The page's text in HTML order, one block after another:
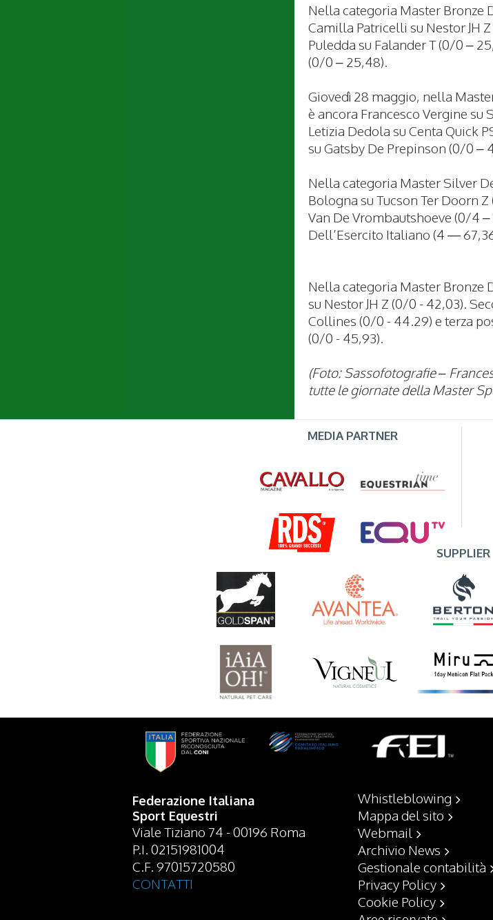
Nella categoria Master Bronze
Camilla Patricelli su Nestor JH
Puledda su Falander T (0/0 –
(0/0 – 25,48).
Giovedì 28 maggio, nella
è ancora Francesco Vergine su
Letizia Dedola su Centa Quick
su Gatsby De Prepinson (0/0 –
Nella categoria Master Silver
Bologna su Tucson Ter Doorn
Van De Vrombautshoeve (0/4
Dell’Esercito Italiano (4 —
Nella categoria Master Bronze
su Nestor JH Z (0/0 - 42,03).
Collines (0/0 - 44.29) e terza
(0/0 - 45,93).
(Foto: Sassofotografie –
tutte le giornate della Master
MEDIA PARTNER
SUPPLIER
Federazione Italiana
Sport Equestri
Viale Tiziano 74 - 00196 Roma
P.I. 02151981004
C.F. 97015720580
CONTATTI
Whistleblowing
Mappa del sito
Webmail
Archivio News
Gestionale contabilità
Privacy Policy
Cookie Policy